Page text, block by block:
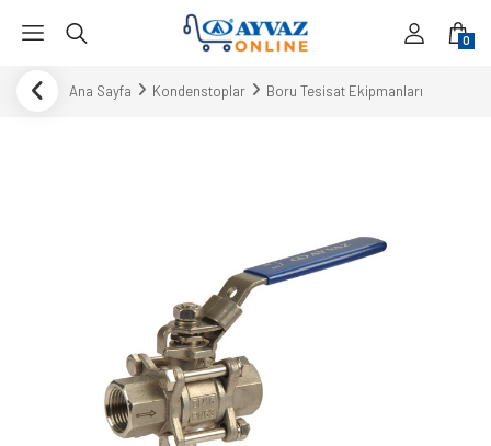
0
Ana Sayfa Kondenstoplar Boru Tesisat Ekipmanları